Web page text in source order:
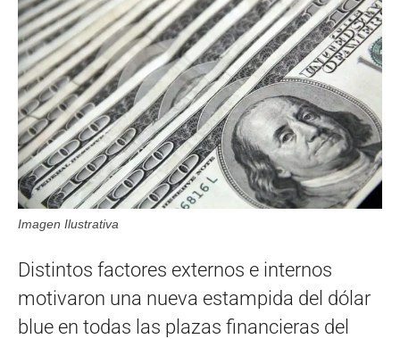
Imagen Ilustrativa
Distintos factores externos e internos
motivaron una nueva estampida del dólar
blue en todas las plazas financieras del